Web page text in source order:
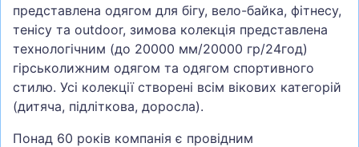
представлена одягом для бігу, вело-байка, фітнесу,
тенісу та outdoor, зимова колекція представлена
технологічним (до 20000 мм/20000 гр/24год)
гірськолижним одягом та одягом спортивного
стилю. Усі колекції створені всім вікових категорій
(дитяча, підліткова, доросла).
Понад 60 років компанія є провідним